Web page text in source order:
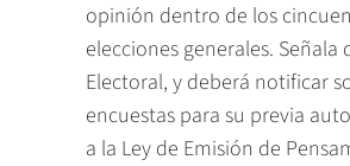
opinión dentro de los
elecciones generales.
Electoral, y deberá notificar
encuestas para su previa
a la Ley de Emisión de